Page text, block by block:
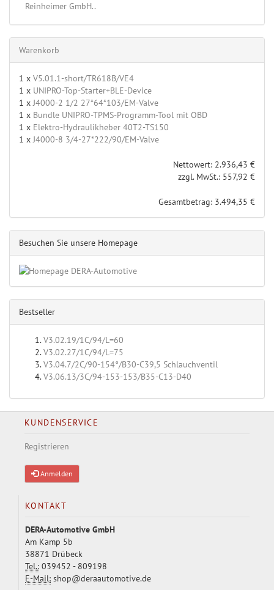
Reinheimer GmbH..
Warenkorb
1 x V5.01.1-short/TR618B/VE4
1 x UNIPRO-Top-Starter+BLE-Device
1 xJ4000-2 1/2 27*64*103/EM-Valve
1 x Bundle UNIPRO-TPMS-Programm-Tool mit OBD
1 x Elektro-Hydraulikheber 40T2-TS150
1 xJ4000-8 3/4-27*222/90/EM-Valve
Nettowert: 2.936,43 €
zzgl. MwSt.: 557,92 €
Gesamtbetrag: 3.494,35 €
Besuchen Sie unsere Homepage
Bestseller
V3.02.19/1C/94/L=60
V3.02.27/1C/94/L=75
V3.04.7/2C/90-154°/B30-C39,5 Schlauchventil
V3.06.13/3C/94-153-153/B35-C13-D40
KUNDENSERVICE
Registrieren
Anmelden
KONTAKT
DERA-Automotive GmbH
Am Kamp 5b
38871 Drübeck
Tel.: 039452 - 809198
E-Mail: shop@deraautomotive.de